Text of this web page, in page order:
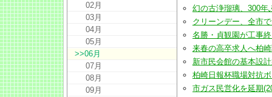
幻の古浄瑠璃、300年
クリーンデー、全市
名勝・貞観園が工事
来春の高卒求人へ柏
新市民会館の基本設
柏崎日報杯職場対抗
市ガス民営化を延期
02月
03月
04月
05月
>>06月
07月
08月
09月